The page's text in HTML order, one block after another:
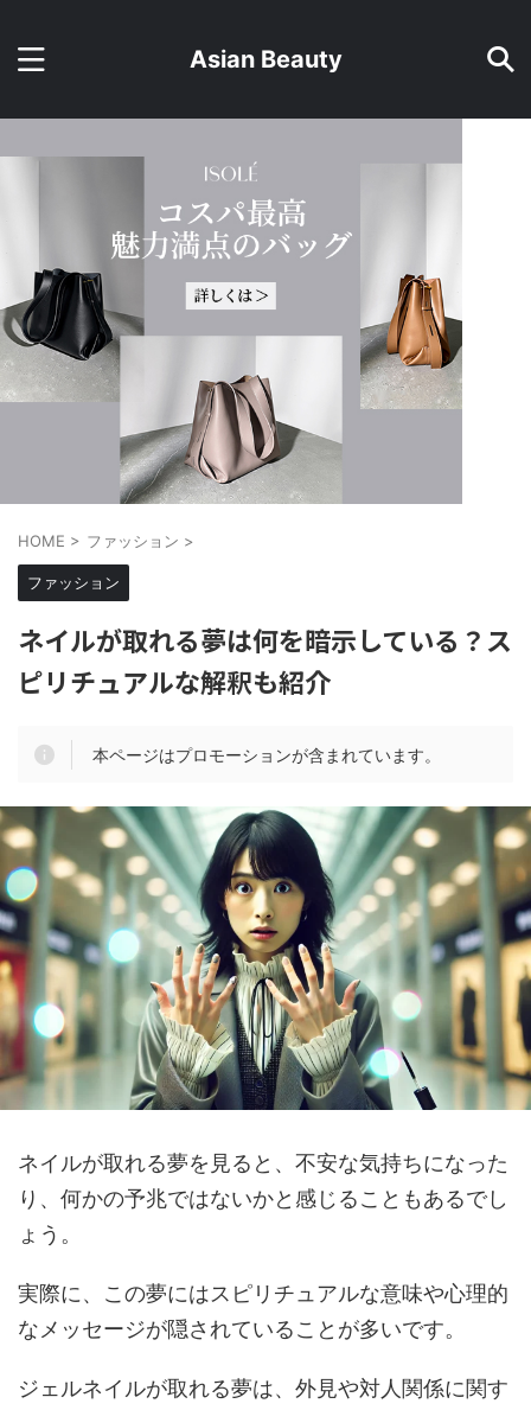
Asian Beauty
HOME > ファッション >
ファッション
ネイルが取れる夢は何を暗示している？ス
ピリチュアルな解釈も紹介
本ページはプロモーションが含まれています。
ネイルが取れる夢を見ると、不安な気持ちになった
り、何かの予兆ではないかと感じることもあるでし
ょう。
実際に、この夢にはスピリチュアルな意味や心理的
なメッセージが隠されていることが多いです。
ジェルネイルが取れる夢は、外見や対人関係に関す